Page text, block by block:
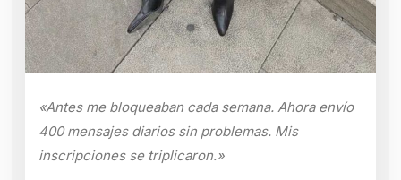
«Antes me bloqueaban cada semana. Ahora envío
400 mensajes diarios sin problemas. Mis
inscripciones se triplicaron.»